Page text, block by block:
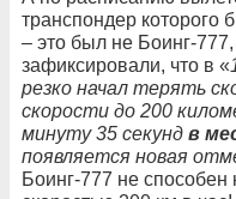
транспондер
– это был не Боинг-
зафиксировали, что в «
резко начал терять
скорости до 200
минуту 35 секунд в
появляется новая
Боинг-777 не способен